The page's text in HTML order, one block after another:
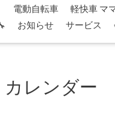
電動自転車 軽快車 マ
お知らせ サービス
カレンダー